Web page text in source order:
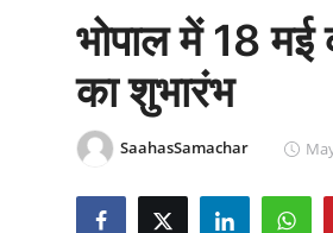
भोपाल में 18 मई
का शुभारंभ
SaahasSamachar